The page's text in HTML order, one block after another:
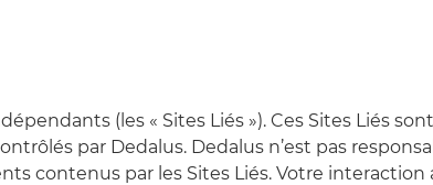
(les « Sites Liés »). Ces Sites Liés
par Dedalus. Dedalus n’est pas
contenus par les Sites Liés. Votre interaction